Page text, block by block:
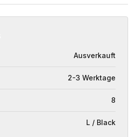
Ausverkauft
2-3 Werktage
8
L / Black